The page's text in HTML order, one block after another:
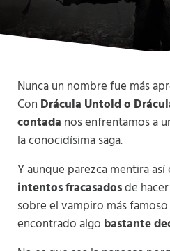
Nunca un nombre fue más
Con Drácula Untold o
contada nos enfrentamos a
la conocidísima saga.
Y aunque parezca mentira
intentos fracasadosde
sobre el vampiro más
encontrado algo bastante